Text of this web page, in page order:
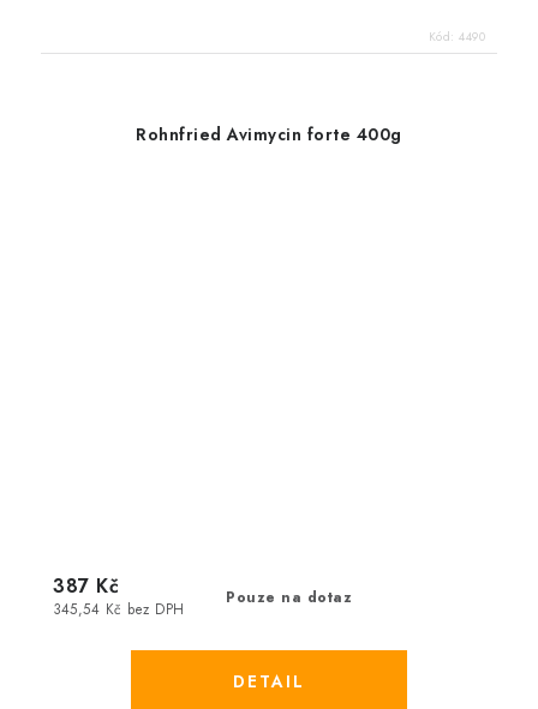
Kód: 4490
Rohnfried Avimycin forte 400g
Pouze na dotaz
345,54 Kč bez DPH
387 Kč